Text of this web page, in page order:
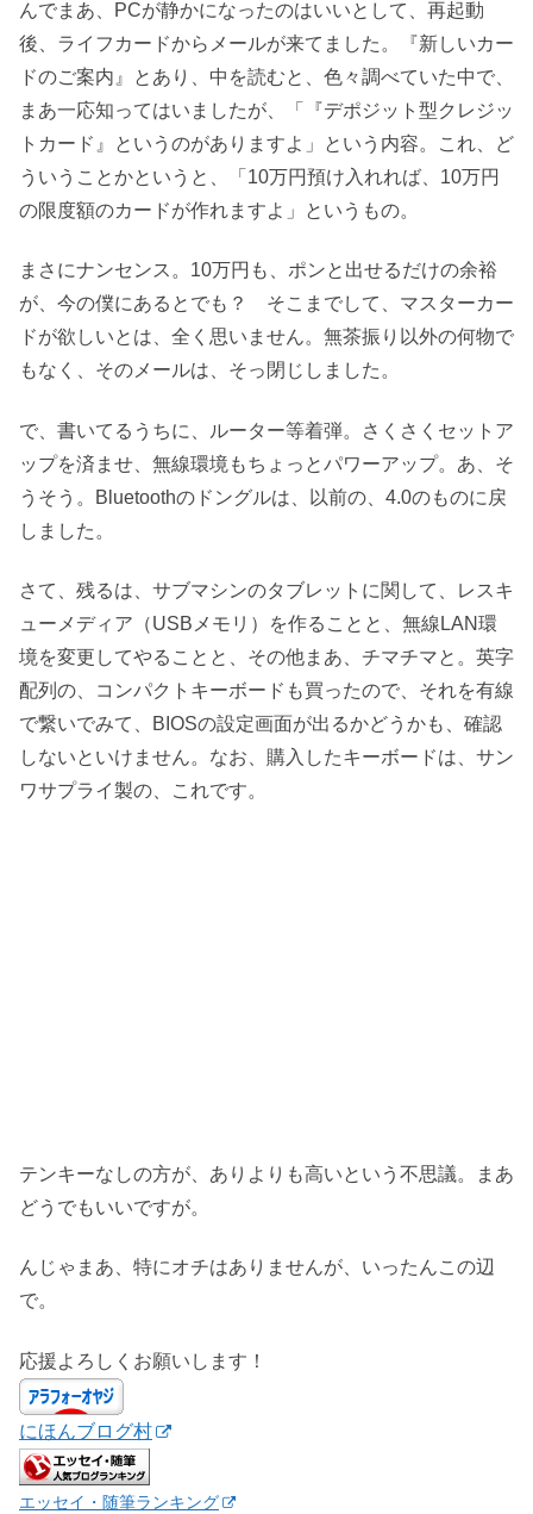
んでまあ、PCが静かになったのはいいとして、再起動
後、ライフカードからメールが来てました。『新しいカー
ドのご案内』とあり、中を読むと、色々調べていた中で、
まあ一応知ってはいましたが、「『デポジット型クレジッ
トカード』というのがありますよ」という内容。これ、ど
ういうことかというと、「10万円預け入れれば、10万円
の限度額のカードが作れますよ」というもの。
まさにナンセンス。10万円も、ポンと出せるだけの余裕
が、今の僕にあるとでも？ そこまでして、マスターカー
ドが欲しいとは、全く思いません。無茶振り以外の何物で
もなく、そのメールは、そっ閉じしました。
で、書いてるうちに、ルーター等着弾。さくさくセットア
ップを済ませ、無線環境もちょっとパワーアップ。あ、そ
うそう。Bluetoothのドングルは、以前の、4.0のものに戻
しました。
さて、残るは、サブマシンのタブレットに関して、レスキ
ューメディア（USBメモリ）を作ることと、無線LAN環
境を変更してやることと、その他まあ、チマチマと。英字
配列の、コンパクトキーボードも買ったので、それを有線
で繋いでみて、BIOSの設定画面が出るかどうかも、確認
しないといけません。なお、購入したキーボードは、サン
ワサプライ製の、これです。
テンキーなしの方が、ありよりも高いという不思議。まあ
どうでもいいですが。
んじゃまあ、特にオチはありませんが、いったんこの辺
で。
応援よろしくお願いします！
にほんブログ村
エッセイ・随筆ランキング